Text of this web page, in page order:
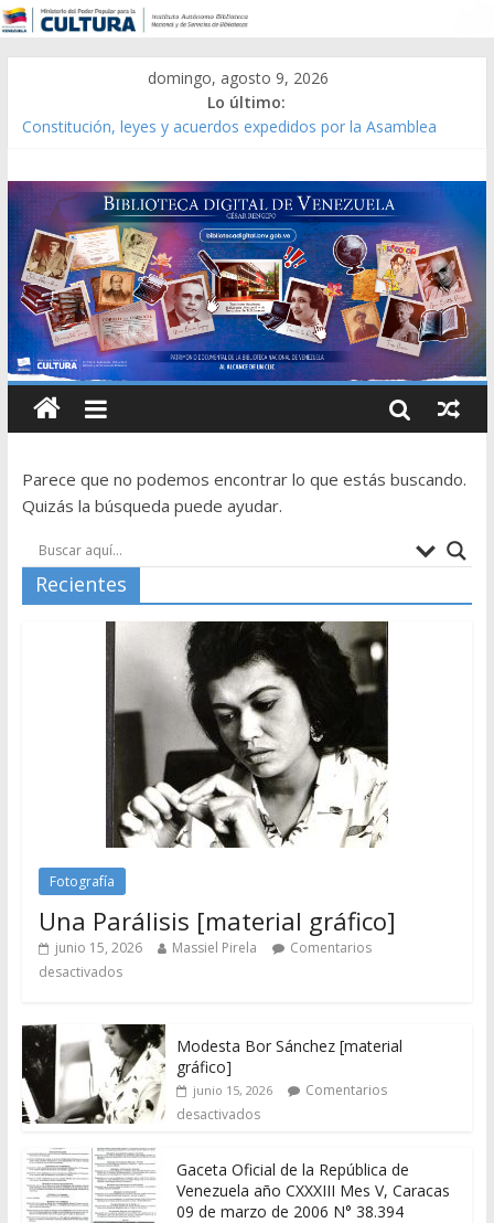
domingo, agosto 9, 2026
Lo último:
Constitución, leyes y acuerdos expedidos por la Asamblea
Modesta Bor Sánchez [material gráfico]
Gaceta Oficial de la República de Venezuela año CXXXIII Mes V,
Caracas 09 de marzo de 2006 N° 38.394
Catálogo temático de obras de Modesta Bor
Parece que no podemos encontrar lo que estás buscando.
Quizás la búsqueda puede ayudar.
Recientes
Fotografía
Una Parálisis [material gráfico]
junio 15, 2026 Massiel Pirela
Comentarios
desactivados
Modesta Bor Sánchez [material
gráfico]
junio 15, 2026
Comentarios
desactivados
Gaceta Oficial de la República de
Venezuela año CXXXIII Mes V, Caracas
09 de marzo de 2006 N° 38.394